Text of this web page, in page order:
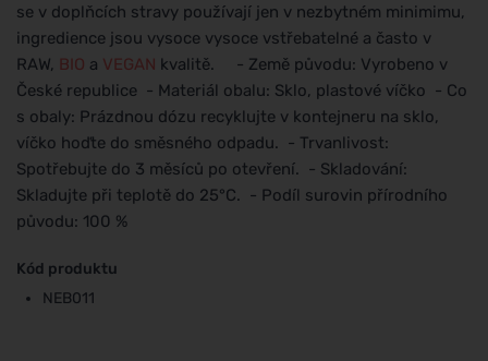
se v doplňcích stravy používají jen v nezbytném minimimu,
ingredience jsou vysoce vysoce vstřebatelné a často v
RAW, BIO a VEGAN kvalitě. - Země původu: Vyrobeno v
České republice - Materiál obalu: Sklo, plastové víčko - Co
s obaly: Prázdnou dózu recyklujte v kontejneru na sklo,
víčko hoďte do směsného odpadu. - Trvanlivost:
Spotřebujte do 3 měsíců po otevření. - Skladování:
Skladujte při teplotě do 25°C. - Podíl surovin přírodního
původu: 100 %
Kód produktu
NEB011